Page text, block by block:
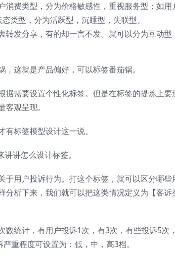
消费类型，分为价格敏感性，重视服务型；如用
类型，分为活跃型，沉睡型，失联型。
转发分享，有的却一言不发。就可以分为互动型
这就是产品偏好，可以标签番茄锅。
据需要设置个性化标签。但是在标签的提炼上要
观呈现。
标签模型设计这一说。
讲怎么设计标签。
用户投诉行为。打这个标签，就可以区分哪些
分析下来，我们就可以把这类情况定义为【客诉
统计，有用户投诉1次，有3次，有些投诉5次
重程度可设置为：低，中，高3档。